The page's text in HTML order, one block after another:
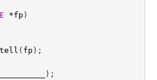
*fp )
( fp );
);